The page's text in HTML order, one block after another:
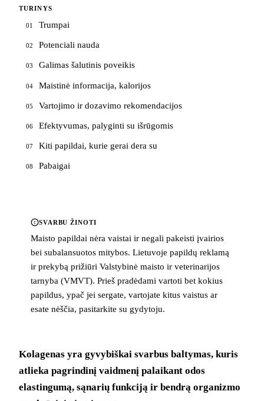
TURINYS
01 Trumpai
02 Potenciali nauda
03 Galimas šalutinis poveikis
04 Maistinė informacija, kalorijos
05 Vartojimo ir dozavimo rekomendacijos
06 Efektyvumas, palyginti su išrūgomis
07 Kiti papildai, kurie gerai dera su
08 Pabaigai
SVARBU ŽINOTI
Maisto papildai nėra vaistai ir negali pakeisti įvairios
bei subalansuotos mitybos. Lietuvoje papildų reklamą
ir prekybą prižiūri Valstybinė maisto ir veterinarijos
tarnyba (VMVT). Prieš pradėdami vartoti bet kokius
papildus, ypač jei sergate, vartojate kitus vaistus ar
esate nėščia, pasitarkite su gydytoju.
Kolagenas yra gyvybiškai svarbus baltymas, kuris
atlieka pagrindinį vaidmenį palaikant odos
elastingumą, sąnarių funkciją ir bendrą organizmo